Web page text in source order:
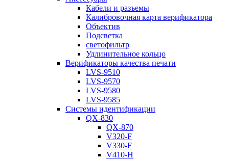
Кабели и разъемы
Калибровочная карта верификатора
Объектив
Подсветка
светофильтр
Удлинительное кольцо
Верификаторы качества печати
LVS-9510
LVS-9570
LVS-9580
LVS-9585
Системы идентификации
QX-830
QX-870
V320-F
V330-F
V410-H